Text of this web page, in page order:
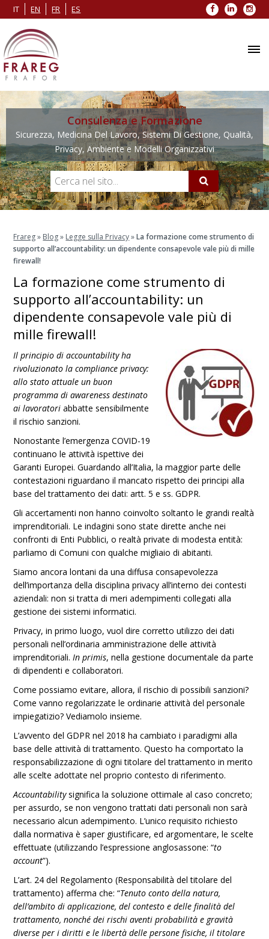
IT EN FR ES Facebook
LinkedIn
Consulenza e Formazione
Sicurezza, Medicina Del Lavoro, Sistemi Di Gestione, Qualità,
Privacy, Ambiente e Modelli Organizzativi
Frareg» Blog» Legge sulla Privacy»La formazione come strumento di
supporto all’accountability: un dipendente consapevole vale più di mille
firewall!
La formazione come strumento di
supporto all’accountability: un
dipendente consapevole vale più di
mille firewall!
Il principio di accountability ha
rivoluzionato la compliance privacy:
allo stato attuale un buon
programma diawareness destinato
ai lavoratoriabbatte sensibilmente
il rischio sanzioni.
Nonostante l’emergenza COVID-19
continuano le attività ispettive dei
Garanti Europei. Guardando all’Italia, la maggior parte delle
contestazioni riguardano il mancato rispetto dei principi alla
base del trattamento dei dati: artt. 5 e ss. GDPR.
Gli accertamenti non hanno coinvolto soltanto le grandi realtà
imprenditoriali. Le indagini sono state dirette anche nei
confronti di Enti Pubblici, o realtà private di modesta entità:
parliamo di Comuni con qualche migliaio di abitanti.
Siamo ancora lontani da una diffusa consapevolezza
dell’importanza della disciplina privacy all’interno dei contesti
aziendali: non si tratta di meri adempimenti collegati alla
gestione dei sistemi informatici.
Privacy, in primo luogo, vuol dire corretto utilizzo dei dati
personali nell’ordinaria amministrazione delle attività
imprenditoriali.In primis, nella gestione documentale da parte
di dipendenti e collaboratori.
Come possiamo evitare, allora, il rischio di possibili sanzioni?
Come vanno regolarizzate le ordinarie attività del personale
impiegatizio? Vediamolo insieme.
L’avvento del GDPR nel 2018 ha cambiato i paradigmi alla
base delle attività di trattamento. Questo ha comportato la
responsabilizzazione di ogni titolare del trattamento in merito
alle scelte adottate nel proprio contesto di riferimento.
Accountabilitysignifica la soluzione ottimale al caso concreto;
per assurdo, se non vengono trattati dati personali non sarà
necessario alcun adempimento. L’unico requisito richiesto
dalla normativa è saper giustificare, ed argomentare, le scelte
effettuate (utilizzando l’espressione anglosassone: “to
account”).
L’art. 24 del Regolamento (Responsabilità del titolare del
trattamento) afferma che: “Tenuto conto della natura,
dell’ambito di applicazione, del contesto e delle finalità del
trattamento, nonché dei rischi aventi probabilità e gravità
diverse per i diritti e le libertà delle persone fisiche, il titolare